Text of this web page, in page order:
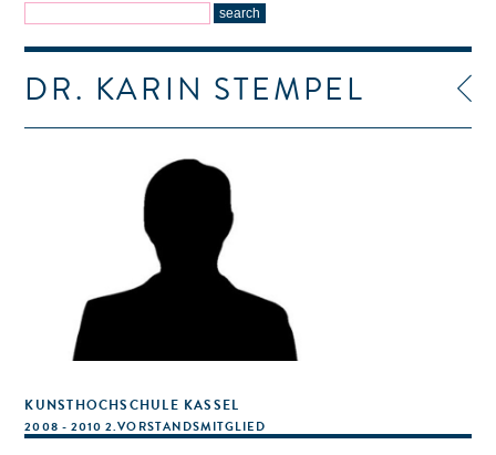
DR. KARIN STEMPEL
KUNSTHOCHSCHULE KASSEL
2008 - 2010 2.VORSTANDSMITGLIED